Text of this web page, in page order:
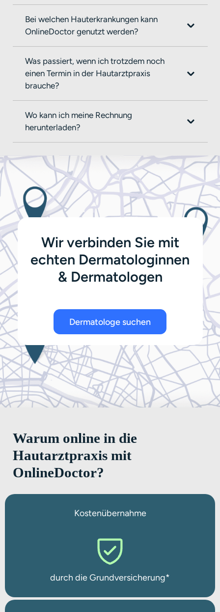
Bei welchen Hauterkrankungen kann
OnlineDoctor genutzt werden?
Was passiert, wenn ich trotzdem noch
einen Termin in der Hautarztpraxis
brauche?
Wo kann ich meine Rechnung
herunterladen?
Wir verbinden Sie mit
echten Dermatologinnen
& Dermatologen
Dermatologe suchen
Warum online in die
Hautarztpraxis mit
OnlineDoctor?
Kostenübernahme
durch die Grundversicherung*